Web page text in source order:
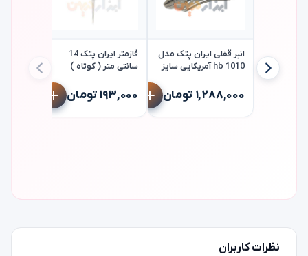
انبر قفلی ایران پتک مدل
hb 1010 آمریکایی سایز
۱,۲۸۸,۰۰۰ تومان
فازمتر ایران پتک 14
سانتی متر ( کوتاه )
۱۹۳,۰۰۰ تومان
نظرات کاربران